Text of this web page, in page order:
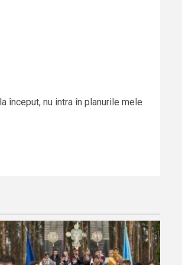
început, nu intra în planurile mele